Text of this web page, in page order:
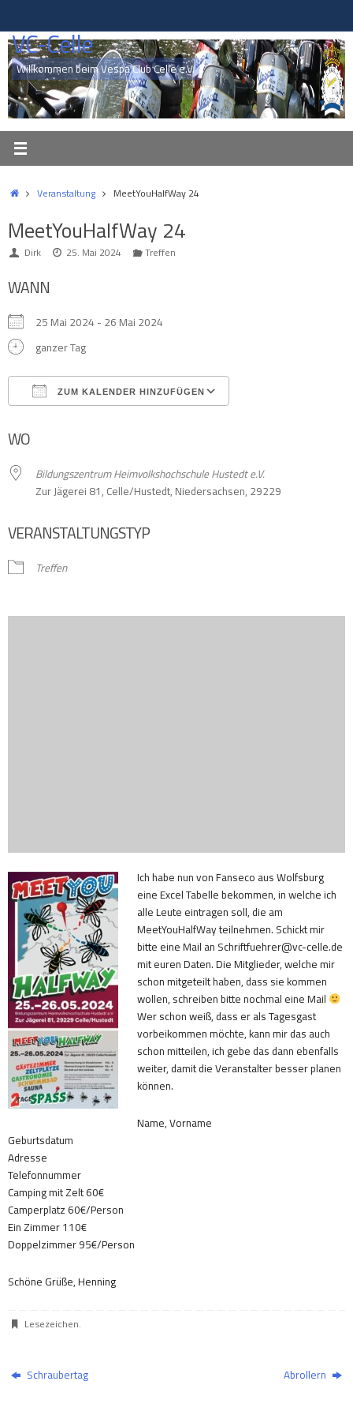
springen
VC-Celle
Willkommen beim Vespa Club Celle e.V.
StartVeranstaltung MeetYouHalfWay 24
MeetYouHalfWay 24
Dirk 25. Mai 2024 Treffen
WANN
25 Mai 2024 - 26 Mai 2024
ganzer Tag
ZUM KALENDER HINZUFÜGEN
WO
Bildungszentrum Heimvolkshochschule Hustedt e.V.
Zur Jägerei 81, Celle/Hustedt, Niedersachsen, 29229
VERANSTALTUNGSTYP
Treffen
Ich habe nun von Fanseco aus Wolfsburg
eine Excel Tabelle bekommen, in welche ich
alle Leute eintragen soll, die am
MeetYouHalfWay teilnehmen. Schickt mir
bitte eine Mail an Schriftfuehrer@vc-celle.de
mit euren Daten. Die Mitglieder, welche mir
schon mitgeteilt haben, dass sie kommen
wollen, schreiben bitte nochmal eine Mail
Wer schon weiß, dass er als Tagesgast
vorbeikommen möchte, kann mir das auch
schon mitteilen, ich gebe das dann ebenfalls
weiter, damit die Veranstalter besser planen
können.
Name, Vorname
Geburtsdatum
Adresse
Telefonnummer
Camping mit Zelt 60€
Camperplatz 60€/Person
Ein Zimmer 110€
Doppelzimmer 95€/Person
Schöne Grüße, Henning
Lesezeichen.
Schraubertag Abrollern